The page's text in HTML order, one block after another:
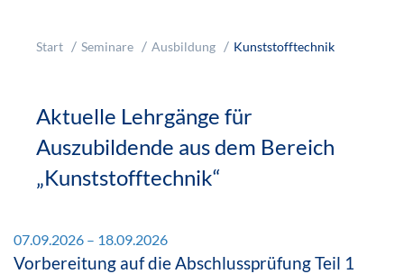
Start Seminare Ausbildung Kunststofftechnik
Aktuelle Lehrgänge für
Auszubildende aus dem Bereich
„Kunststofftechnik“
07.09.2026 – 18.09.2026
Vorbereitung auf die Abschlussprüfung Teil 1